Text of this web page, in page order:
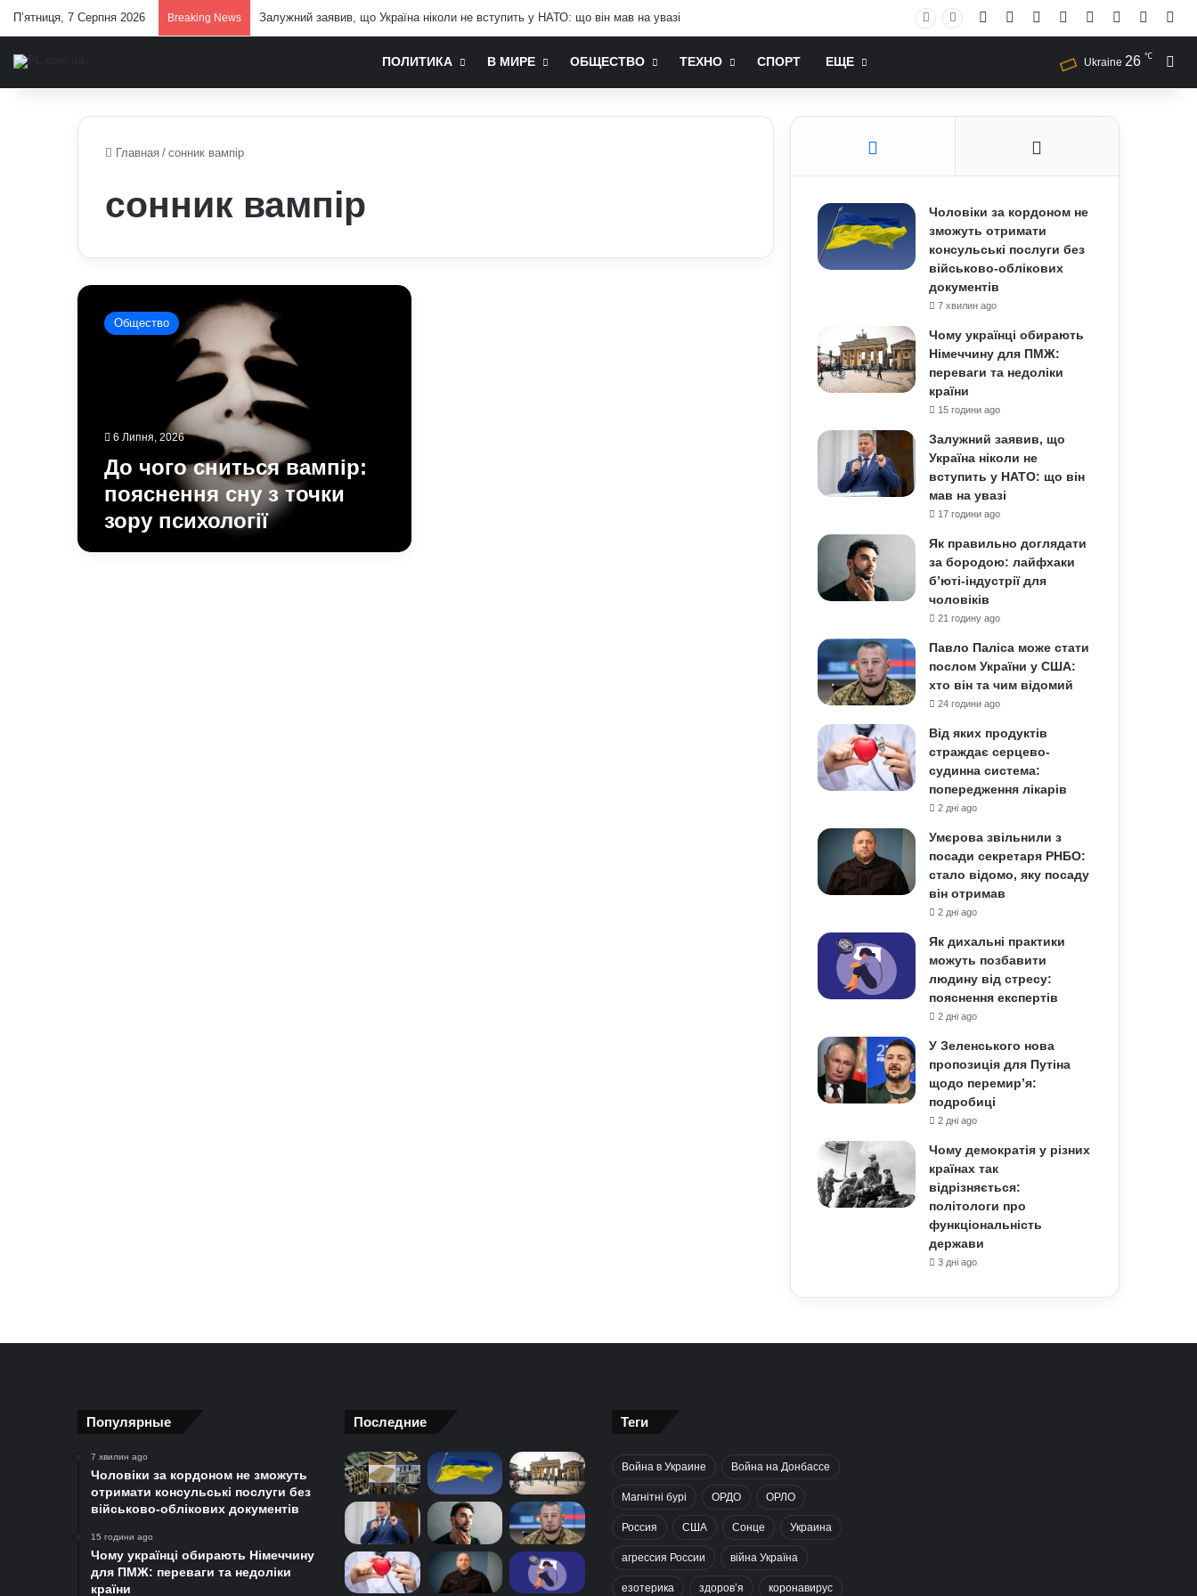
П’ятниця, 7 Серпня 2026 Breaking News Залужний заявив, що Україна ніколи не вступить у НАТО: що він мав на увазі Facebook YouTubeInstagram
RSS Log In
ПОЛИТИКА В МИРЕ ОБЩЕСТВО ТЕХНО СПОРТ ЕЩЕ Ukraine 26 ℃
Главная / сонник вампір
сонник вампір
До
сниться
психології
Общество
6 Липня, 2026
До чого сниться вампір:
пояснення сну з точки
зору психології
Чоловіки за кордоном не
зможуть отримати
консульські послуги без
військово-облікових
документів
7 хвилин ago
Чому українці обирають
Німеччину для ПМЖ:
переваги та недоліки
країни
15 години ago
Залужний заявив, що
Україна ніколи не
вступить у НАТО: що він
мав на увазі
17 години ago
Як правильно доглядати
за бородою: лайфхаки
б’юті-індустрії для
чоловіків
21 годину ago
Павло Паліса може стати
послом України у США:
хто він та чим відомий
24 години ago
Від яких продуктів
страждає серцево-
судинна система:
попередження лікарів
2 дні ago
Умєрова звільнили з
посади секретаря РНБО:
стало відомо, яку посаду
він отримав
2 дні ago
Як дихальні практики
можуть позбавити
людину від стресу:
пояснення експертів
2 дні ago
У Зеленського нова
пропозиція для Путіна
щодо перемир’я:
подробиці
2 дні ago
Чому демократія у різних
країнах так
відрізняється:
політологи про
функціональність
держави
3 дні ago
Популярные
7 хвилин ago
Чоловіки за кордоном не зможуть
отримати консульські послуги без
військово-облікових документів
15 години ago
Чому українці обирають Німеччину
для ПМЖ: переваги та недоліки
країни
Последние Теги
Война в Украине Война на Донбассе
Магнітні бурі ОРДО ОРЛО
Россия США Сонце Украина
агрессия России війна Україна
езотерика здоров’я коронавирус